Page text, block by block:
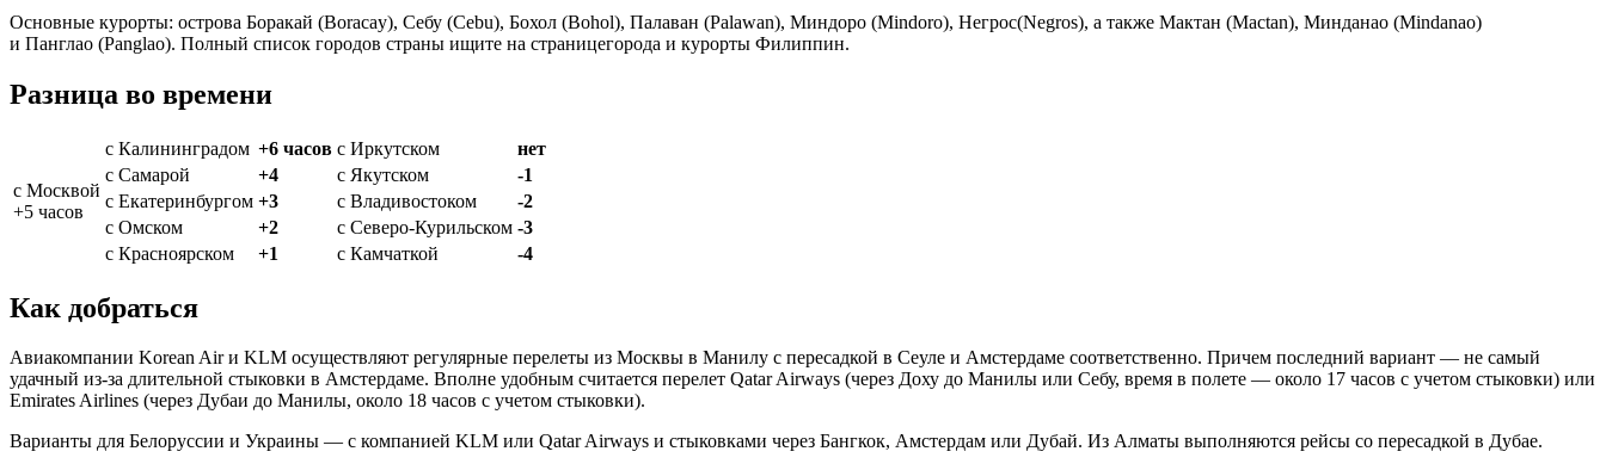
Основные курорты: острова Боракай (Boracay), Себу (Cebu), Бохол (Bohol), Палаван (Palawan), Миндоро (Mindoro), Негрос(Negros), а также Мактан (Mactan), Минданао (Mindanao)
и Панглао (Panglao). Полный список городов страны ищите на страницегорода и курорты Филиппин.
Разница во времени
c Москвой
+5 часов
c Калининградом +6 часов c Иркутском
нет
c Самарой
+4 c Якутском
-1
c Екатеринбургом +3 c Владивостоком
-2
c Омском
+2 c Северо-Курильском -3
c Красноярском
+1 c Камчаткой -4
Как добраться
Авиакомпании Korean Air и KLM осуществляют регулярные перелеты из Москвы в Манилу с пересадкой в Сеуле и Амстердаме соответственно. Причем последний вариант — не самый
удачный из-за длительной стыковки в Амстердаме. Вполне удобным считается перелет Qatar Airways (через Доху до Манилы или Себу, время в полете — около 17 часов с учетом стыковки) или
Emirates Airlines (через Дубаи до Манилы, около 18 часов с учетом стыковки).
Варианты для Белоруссии и Украины — с компанией KLM или Qatar Airways и стыковками через Бангкок, Амстердам или Дубай. Из Алматы выполняются рейсы со пересадкой в Дубае.